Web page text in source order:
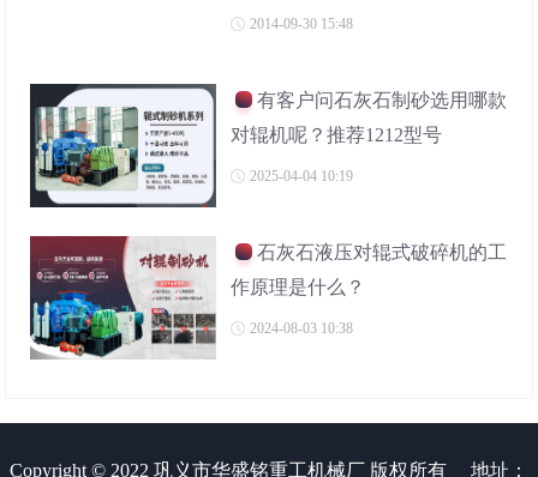
2014-09-30 15:48
有客户问石灰石制砂选用哪款
对辊机呢？推荐1212型号
2025-04-04 10:19
石灰石液压对辊式破碎机的工
作原理是什么？
2024-08-03 10:38
Copyright © 2022 巩义市华盛铭重工机械厂 版权所有 地址：